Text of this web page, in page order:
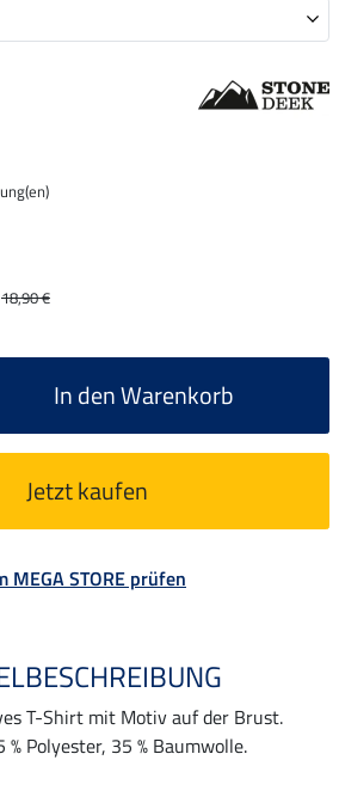
18,90 €
In den Warenkorb
Jetzt kaufen
STORE prüfen
T-Shirt mit Motiv auf der Brust.
Polyester, 35 % Baumwolle.